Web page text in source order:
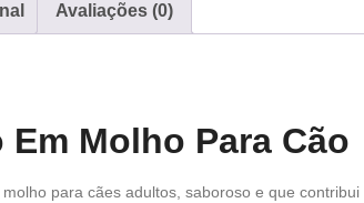
Avaliações (0)
Molho Para Cão
para cães adultos, saboroso e que